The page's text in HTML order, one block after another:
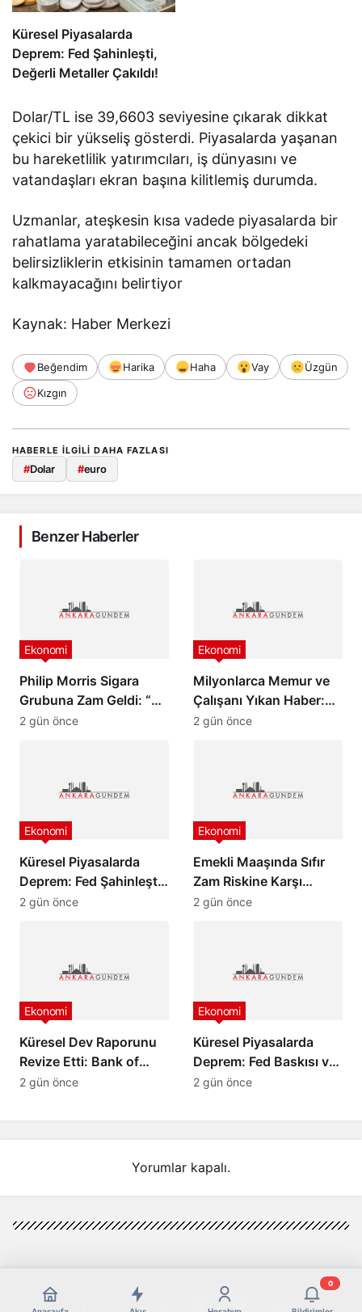
Küresel Piyasalarda
Deprem: Fed Şahinleşti,
Değerli Metaller Çakıldı!
Dolar/TL ise 39,6603 seviyesine çıkarak dikkat
çekici bir yükseliş gösterdi. Piyasalarda yaşanan
bu hareketlilik yatırımcıları, iş dünyasını ve
vatandaşları ekran başına kilitlemiş durumda.
Uzmanlar, ateşkesin kısa vadede piyasalarda bir
rahatlama yaratabileceğini ancak bölgedeki
belirsizliklerin etkisinin tamamen ortadan
kalkmayacağını belirtiyor
Kaynak: Haber Merkezi
Beğendim Harika Haha Vay
Üzgün
Kızgın
HABERLE ILGILI DAHA FAZLASI
#Dolar #euro
Benzer Haberler
Philip Morris Sigara
Grubuna Zam Geldi: “En
Pahalı Sigara 140 TL
Ekonomi
2 gün önce
Milyonlarca Memur ve
Çalışanı Yıkan Haber:
Zam Oranlarında
Ekonomi
2 gün önce
Küresel Piyasalarda
Deprem: Fed Şahinleşti,
Değerli Metaller Çakıldı!
Ekonomi
2 gün önce
Emekli Maaşında Sıfır
Zam Riskine Karşı
Formül: Ak Parti Meclis
Ekonomi
2 gün önce
Küresel Dev Raporunu
Revize Etti: Bank of
America’dan Türkiye
Ekonomi
2 gün önce
Küresel Piyasalarda
Deprem: Fed Baskısı ve
Barış Rüzgarları Altını
Ekonomi
2 gün önce
Yorumlar kapalı.
0